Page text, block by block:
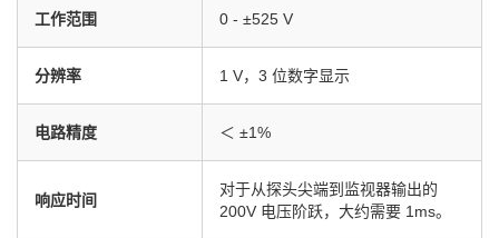
工作范围 0 - ±525 V
分辨率 1 V，3 位数字显示
电路精度 ＜ ±1%
响应时间
对于从探头尖端到监视器输出的
200V 电压阶跃，大约需要 1ms。